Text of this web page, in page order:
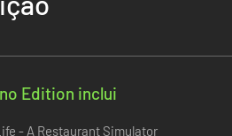
Edition inclui
- A Restaurant Simulator